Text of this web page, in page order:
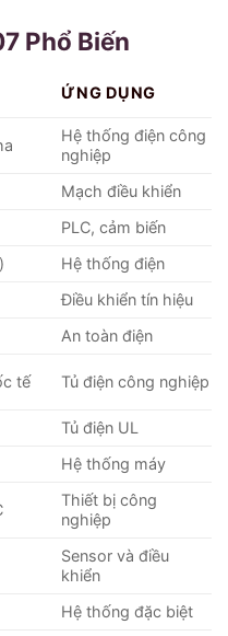
Phổ Biến
ỨNG DỤNG
Hệ thống điện công
nghiệp
Mạch điều khiển
PLC, cảm biến
Hệ thống điện
Điều khiển tín hiệu
An toàn điện
tế Tủ điện công nghiệp
Tủ điện UL
Hệ thống máy
Thiết bị công
nghiệp
Sensor và điều
khiển
Hệ thống đặc biệt